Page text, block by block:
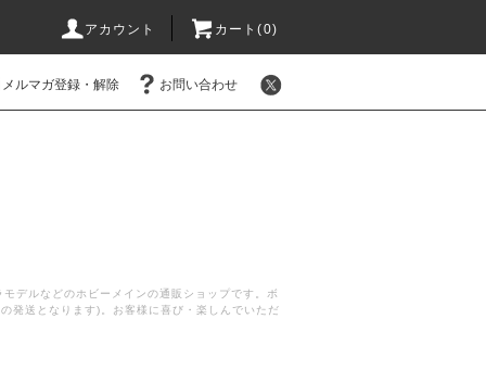
アカウント カート(0)
メルマガ登録・解除 お問い合わせ
デルなどのホビーメインの通販ショップです。ボ
発送となります)。お客様に喜び・楽しんでいただ